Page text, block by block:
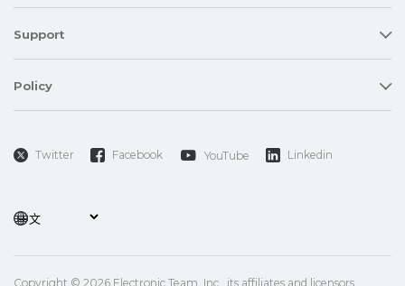
Support
Policy
Twitter Facebook YouTube Linkedin
Copyright © 2026 Electronic Team, Inc., its affiliates and licensors.